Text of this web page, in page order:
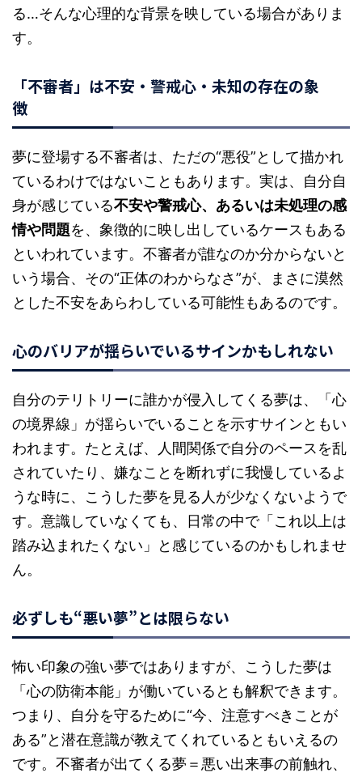
る…そんな心理的な背景を映している場合がありま
す。
「不審者」は不安・警戒心・未知の存在の象
徴
夢に登場する不審者は、ただの“悪役”として描かれ
ているわけではないこともあります。実は、自分自
身が感じている不安や警戒心、あるいは未処理の感
情や問題を、象徴的に映し出しているケースもある
といわれています。不審者が誰なのか分からないと
いう場合、その“正体のわからなさ”が、まさに漠然
とした不安をあらわしている可能性もあるのです。
心のバリアが揺らいでいるサインかもしれない
自分のテリトリーに誰かが侵入してくる夢は、「心
の境界線」が揺らいでいることを示すサインともい
われます。たとえば、人間関係で自分のペースを乱
されていたり、嫌なことを断れずに我慢しているよ
うな時に、こうした夢を見る人が少なくないようで
す。意識していなくても、日常の中で「これ以上は
踏み込まれたくない」と感じているのかもしれませ
ん。
必ずしも“悪い夢”とは限らない
怖い印象の強い夢ではありますが、こうした夢は
「心の防衛本能」が働いているとも解釈できます。
つまり、自分を守るために“今、注意すべきことが
ある”と潜在意識が教えてくれているともいえるの
です。不審者が出てくる夢＝悪い出来事の前触れ、